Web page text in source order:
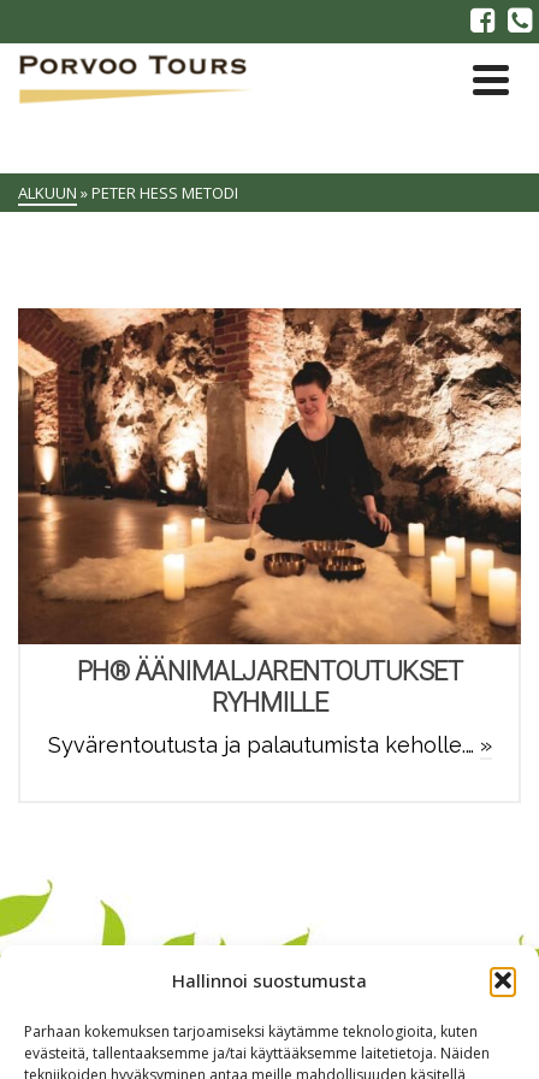
Hallinnoi suostumusta
Parhaan kokemuksen tarjoamiseksi käytämme teknologioita, kuten
evästeitä, tallentaaksemme ja/tai käyttääksemme laitetietoja. Näiden
tekniikoiden hyväksyminen antaa meille mahdollisuuden käsitellä
ALKUUN »PETER HESS METODI
PH® ÄÄNIMALJARENTOUTUKSET
RYHMILLE
Syvärentoutusta ja palautumista keholle.… »